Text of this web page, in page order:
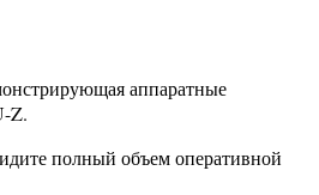
аппаратные
Z.
полный объем оперативной